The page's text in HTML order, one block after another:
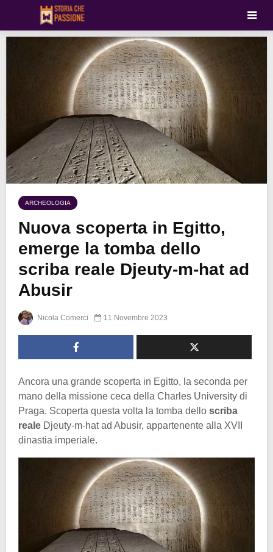
ARCHEOLOGIA
Nuova scoperta in Egitto,
emerge la tomba dello
scriba reale Djeuty-m-hat ad
Abusir
Nicola Comerci 11 Novembre 2023
Ancora una grande scoperta in Egitto, la seconda per
mano della missione ceca della Charles University di
Praga. Scoperta questa volta la tomba dello scriba
reale Djeuty-m-hat ad Abusir, appartenente alla XVII
dinastia imperiale.